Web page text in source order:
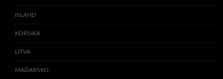
ISLAND
KORSIKA
LITVA
MAĎARSKO